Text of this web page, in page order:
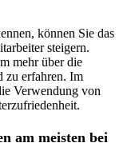
können Sie das
steigern.
mehr über die
zu erfahren. Im
Verwendung von
am meisten bei